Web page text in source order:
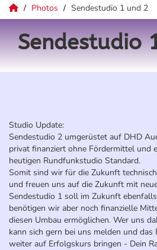
Photos Sendestudio 1 und 2
Sendestudio
Studio Update:
Sendestudio 2 umgerüstet auf DHD
privat finanziert ohne Fördermittel und
heutigen Rundfunkstudio Standard.
Somit sind wir für die Zukunft
und freuen uns auf die Zukunft mit
Sendestudio 1 soll im Zukunft
benötigen wir aber noch finanzielle
diesen Umbau ermöglichen. Wer uns
kann sich gern bei uns melden und
weiter auf Erfolgskurs bringen - Dein